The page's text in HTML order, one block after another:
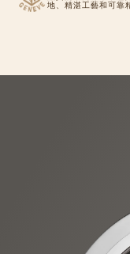
地、精湛工藝和可靠